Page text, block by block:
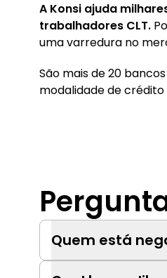
A Konsi ajuda
trabalhadores CLT.
uma varredura no
São mais de 20
modalidade de
Quem está